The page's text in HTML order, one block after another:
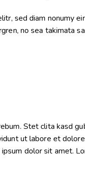
sed diam nonumy
no sea takimata
Stet clita kasd
ut labore et
dolor sit amet.